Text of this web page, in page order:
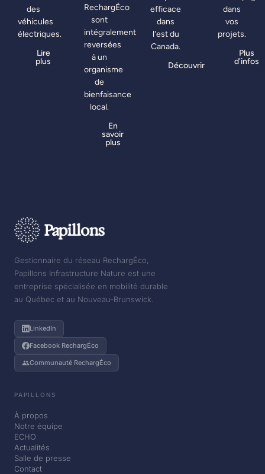
des
véhicules
électriques.
Lire
plus
RechargÉco
sont
intégralement
reversées
à un
organisme
de
bienfaisance
local.
En
savoir
plus
efficace
dans
l'est du
Canada.
Découvrir
dans
vos
projets.
Plus
d'infos
Gestionnaire du réseau RechargÉco,
Papillons Infrastructure Nature est une
entreprise spécialisée en mobilité durable
au Québec et au Nouveau-Brunswick.
LinkedIn
Facebook RechargÉco
Communauté RechargÉco
PAPILLONS
À propos
Notre équipe
ECHO
Actualités
Salle de presse
Contact